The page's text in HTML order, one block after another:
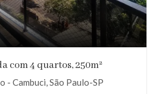
com 4 quartos, 250m²
- Cambuci, São Paulo-SP